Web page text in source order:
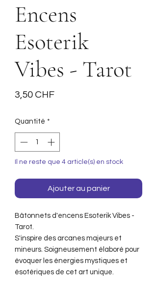
Encens
Esoterik
Vibes - Tarot
3,50 CHFPrix
Quantité *
Il ne reste que 4 article(s) en stock
Ajouter au panier
Bâtonnets d'encens Esoterik Vibes -
Tarot.
S'inspire des arcanes majeurs et
mineurs. Soigneusement élaboré pour
évoquer les énergies mystiques et
ésotériques de cet art unique.